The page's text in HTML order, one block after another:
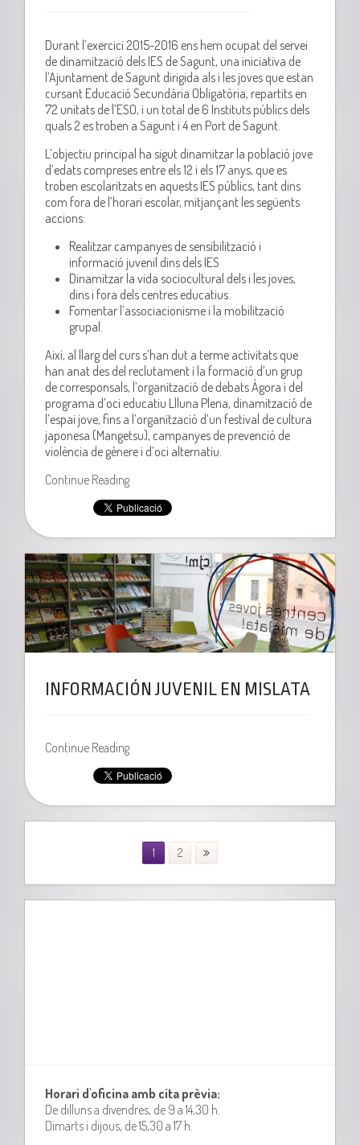
Durant l’exercici 2015-2016 ens hem ocupat del servei
de dinamització dels IES de Sagunt, una iniciativa de
l’Ajuntament de Sagunt dirigida als i les joves que estan
cursant Educació Secundària Obligatòria, repartits en
72 unitats de l’ESO, i un total de 6 Instituts públics dels
quals 2 es troben a Sagunt i 4 en Port de Sagunt.
L’objectiu principal ha sigut dinamitzar la població jove
d’edats compreses entre els 12 i els 17 anys, que es
troben escolaritzats en aquests IES públics, tant dins
com fora de l’horari escolar, mitjançant les següents
accions:
Realitzar campanyes de sensibilització i
informació juvenil dins dels IES
Dinamitzar la vida sociocultural dels i les joves,
dins i fora dels centres educatius.
Fomentar l’associacionisme i la mobilització
grupal.
Així, al llarg del curs s’han dut a terme activitats que
han anat des del reclutament i la formació d’un grup
de corresponsals, l’organització de debats Àgora i del
programa d’oci educatiu Llluna Plena, dinamització de
l’espai jove, fins a l’organització d’un festival de cultura
japonesa (Mangetsu), campanyes de prevenció de
violència de gènere i d’oci alternatiu.
Continue Reading
INFORMACIÓN JUVENIL EN MISLATA
Continue Reading
1 2
Horari d'oficina amb cita prèvia:
De dilluns a divendres, de 9 a 14,30 h.
Dimarts i dijous, de 15,30 a 17 h.